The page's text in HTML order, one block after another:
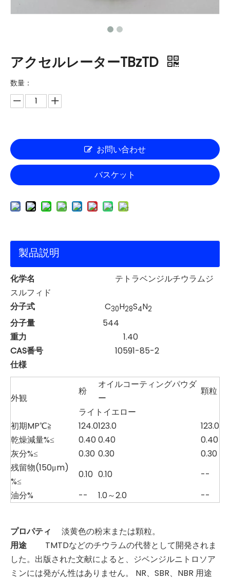
アクセルレーターTBzTD
数量：
お問い合わせ
バスケット
製品説明
化学名 テトラベンジルチウラムジ
スルフィド
分子式
C30H28S4N2
分子量
544
重力
1.40
CAS番号
10591-85-2
仕様
外観
粉
オイルコーティングパウダ
ー
顆粒
ライトイエロー
初期MP℃≧
124.0123.0
123.0
乾燥減量%≤
0.400.40
0.40
灰分%≤
0.30 0.30
0.30
残留物(150μm)
%≤
0.10 0.10
--
油分%
-- 1.0～2.0 --
プロパティ 淡黄色の粉末または顆粒。
用途
TMTDなどのチウラムの代替として開発されま
した。出版された文献によると、ジベンジルニトロソア
ミンには発がん性はありません。 NR、SBR、NBR 用途